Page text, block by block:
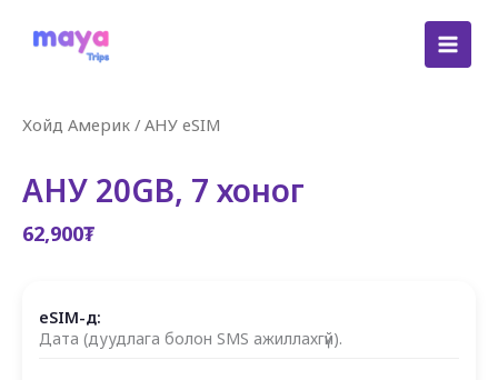
Хойд Америк / АНУ eSIM
АНУ 20GB, 7 хоног
62,900₮
eSIM-д:
Дата (дуудлага болон SMS ажиллахгүй).